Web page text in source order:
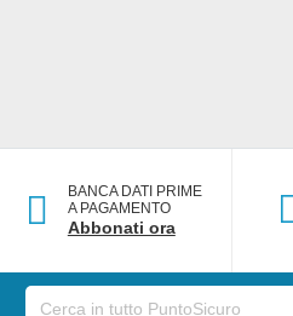
BANCA DATI PRIME
A PAGAMENTO
Abbonati ora